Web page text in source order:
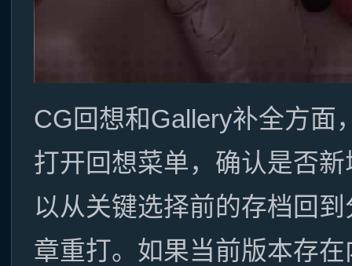
CG回想和Gallery补全方面
打开回想菜单，确认是否
以从关键选择前的存档回
章重打。如果当前版本存